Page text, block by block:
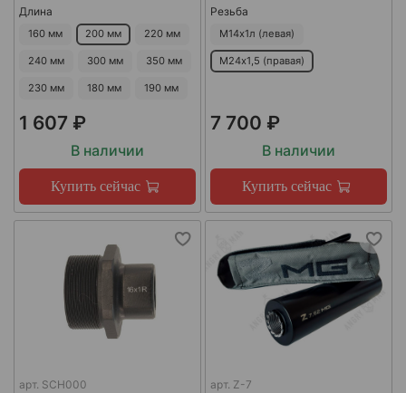
Длина
160 мм 200 мм 220 мм
240 мм 300 мм 350 мм
230 мм 180 мм 190 мм
1 607 ₽
В наличии
Купить сейчас
Резьба
М14х1л (левая)
М24х1,5 (правая)
7 700 ₽
В наличии
Купить сейчас
арт. SCH000 арт. Z-7